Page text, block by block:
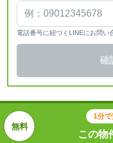
電話番号に紐づくLINEにお問い
確
1分で
この物